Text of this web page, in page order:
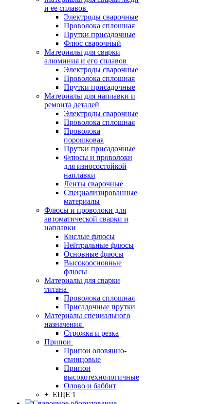
и ее сплавов
Электроды сварочные
Проволока сплошная
Прутки присадочные
Флюс сварочный
Материалы для сварки
алюминия и его сплавов
Электроды сварочные
Проволока сплошная
Прутки присадочные
Материалы для наплавки и
ремонта деталей
Электроды сварочные
Проволока сплошная
Проволока
порошковая
Прутки присадочные
Флюсы и проволоки
для износостойкой
наплавки
Ленты сварочные
Специализированные
материалы
Флюсы и проволоки для
автоматической сварки и
наплавки
Кислые флюсы
Нейтральные флюсы
Основные флюсы
Высокоосновные
флюсы
Материалы для сварки
титана
Проволока сплошная
Присадочные прутки
Материалы специального
назначения
Строжка и резка
Припои
Припои оловянно-
свинцовые
Припои
высокотехнологичные
Олово и баббит
+ ЕЩЕ 1